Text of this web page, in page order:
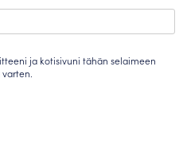
ja kotisivuni tähän selaimeen